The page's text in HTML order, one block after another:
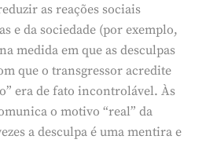
as reações sociais
e da sociedade (por exemplo,
medida em que as desculpas
que o transgressor acredite
era de fato incontrolável. Às
o motivo “real” da
a desculpa é uma mentira e